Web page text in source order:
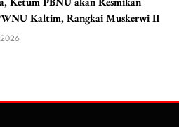
Kaltim, Rangkai Muskerwi II